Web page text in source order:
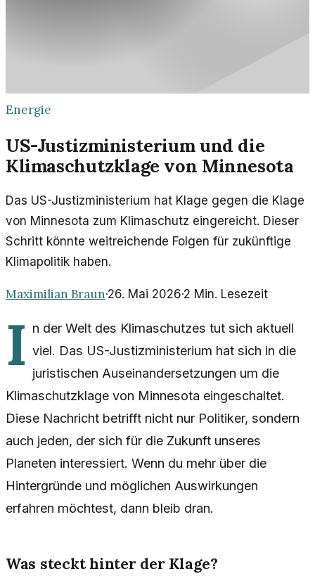
Energie
US-Justizministerium und die
Klimaschutzklage von Minnesota
Das US-Justizministerium hat Klage gegen die Klage
von Minnesota zum Klimaschutz eingereicht. Dieser
Schritt könnte weitreichende Folgen für zukünftige
Klimapolitik haben.
Maximilian Braun·26. Mai 2026·2 Min. Lesezeit
I n der Welt des Klimaschutzes tut sich aktuell
viel. Das US-Justizministerium hat sich in die
juristischen Auseinandersetzungen um die
Klimaschutzklage von Minnesota eingeschaltet.
Diese Nachricht betrifft nicht nur Politiker, sondern
auch jeden, der sich für die Zukunft unseres
Planeten interessiert. Wenn du mehr über die
Hintergründe und möglichen Auswirkungen
erfahren möchtest, dann bleib dran.
Was steckt hinter der Klage?